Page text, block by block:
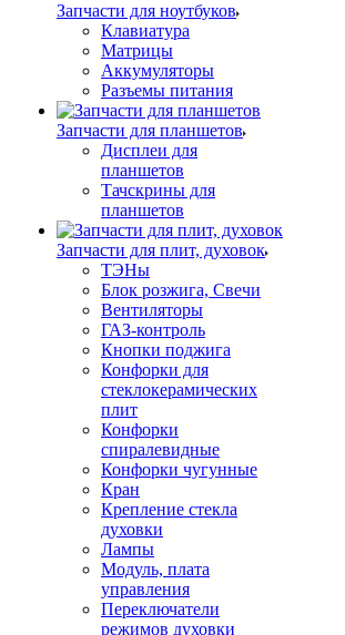
Запчасти для ноутбуков
Клавиатура
Матрицы
Аккумуляторы
Разъемы питания
Запчасти для планшетов
Дисплеи для
планшетов
Тачскрины для
планшетов
Запчасти для плит, духовок
ТЭНы
Блок розжига, Свечи
Вентиляторы
ГАЗ-контроль
Кнопки поджига
Конфорки для
стеклокерамических
плит
Конфорки
спиралевидные
Конфорки чугунные
Кран
Крепление стекла
духовки
Лампы
Модуль, плата
управления
Переключатели
режимов духовки